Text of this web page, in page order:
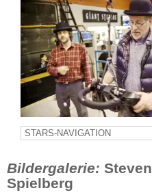
Bildergalerie: Steven
Spielberg